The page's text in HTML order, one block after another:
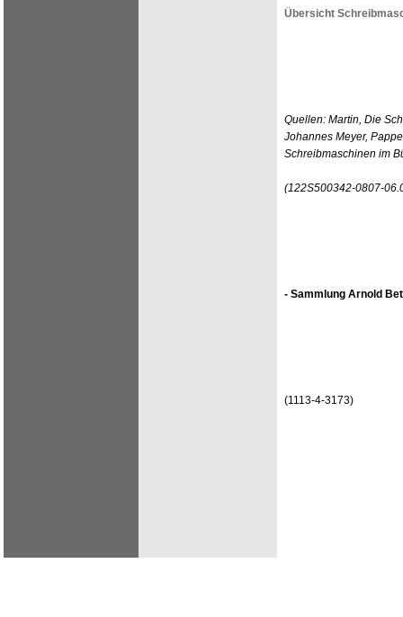
Übersicht
Quellen: Martin, Die
Johannes Meyer,
Schreibmaschinen im
(122S500342-0807-
- Sammlung Arnold
(1113-4-3173)